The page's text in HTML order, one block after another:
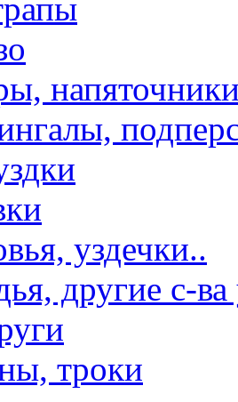
уздечки..
другие с-
троки